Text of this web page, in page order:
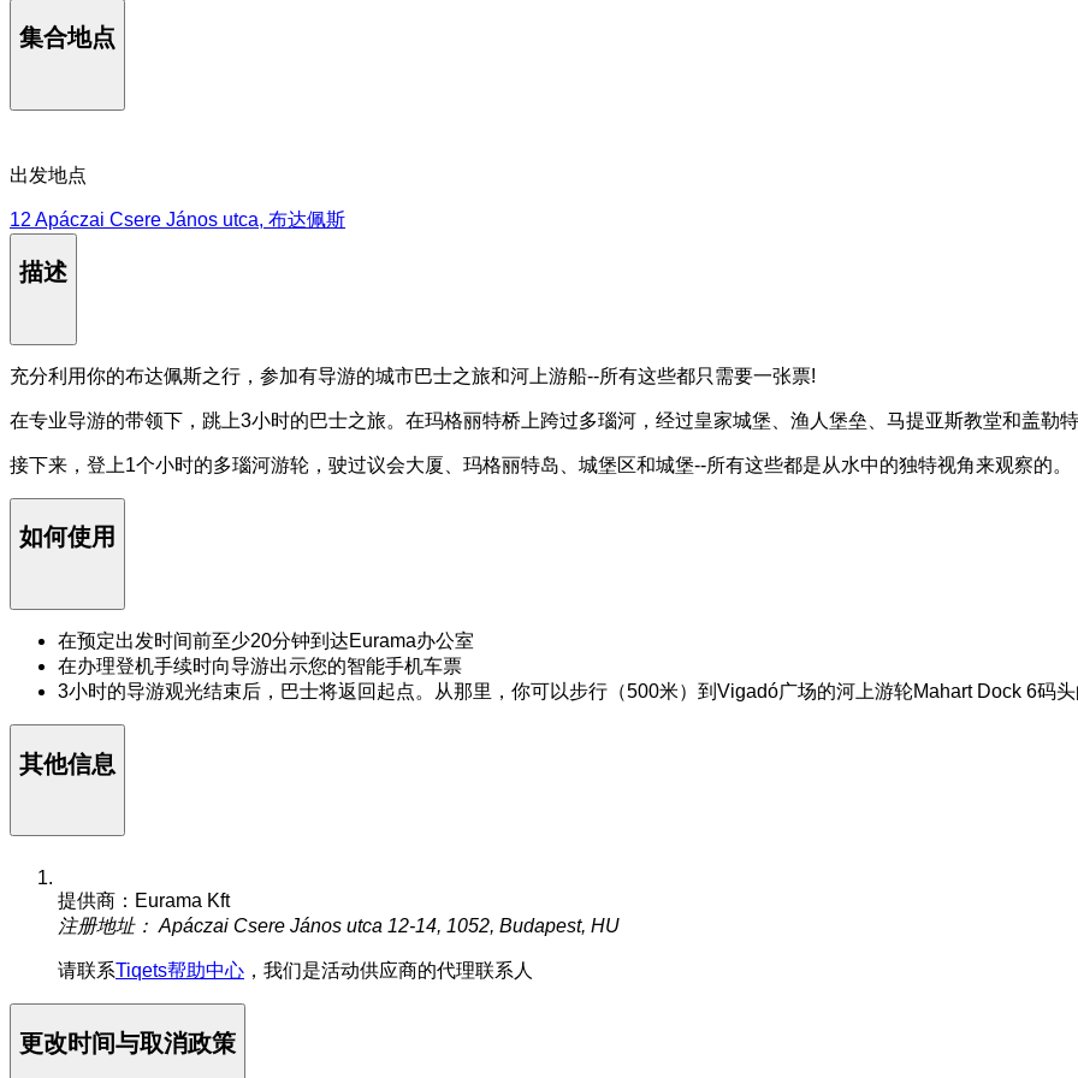
集合地点
出发地点
12 Apáczai Csere János utca, 布达佩斯
描述
充分利用你的布达佩斯之行，参加有导游的城市巴士之旅和河上游船--所有这些都只需要一张票!
在专业导游的带领下，跳上3小时的巴士之旅。在玛格丽特桥上跨过多瑙河，经过皇家城堡、渔人堡垒、马提亚斯教堂和盖勒
接下来，登上1个小时的多瑙河游轮，驶过议会大厦、玛格丽特岛、城堡区和城堡--所有这些都是从水中的独特视角来观察的。
如何使用
在预定出发时间前至少20分钟到达Eurama办公室
在办理登机手续时向导游出示您的智能手机车票
3小时的导游观光结束后，巴士将返回起点。从那里，你可以步行（500米）到Vigadó广场的河上游轮Mahart Dock 6码
其他信息
提供商：Eurama Kft
注册地址： Apáczai Csere János utca 12-14, 1052, Budapest, HU
请联系Tiqets帮助中心 ，我们是活动供应商的代理联系人
更改时间与取消政策